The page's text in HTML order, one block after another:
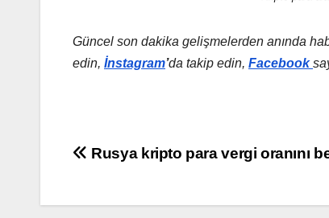
Güncel son dakika gelişmelerden anında
edin, İnstagram’da takip edin, Facebook
Yazı
Rusya kripto para vergi oranını